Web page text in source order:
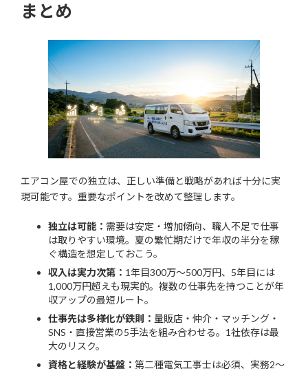
まとめ
エアコン屋での独立は、正しい準備と戦略があれば十分に実
現可能です。重要なポイントを改めて整理します。
独立は可能： 需要は安定・増加傾向、職人不足で仕事
は取りやすい環境。夏の繁忙期だけで年収の半分を稼
ぐ構造を想定しておこう。
収入は実力次第： 1年目300万〜500万円、5年目には
1,000万円超えも現実的。複数の仕事先を持つことが年
収アップの最短ルート。
仕事先は多様化が鉄則： 量販店・仲介・マッチング・
SNS・直接営業の5手法を組み合わせる。1社依存は最
大のリスク。
資格と経験が基盤： 第二種電気工事士は必須、実務2〜